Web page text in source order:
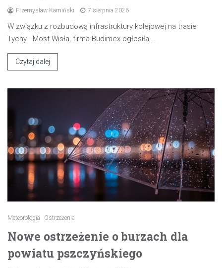
Przemysław Kamiński 7 sierpnia 2026
W związku z rozbudową infrastruktury kolejowej na trasie
Tychy - Most Wisła, firma Budimex ogłosiła,…
Czytaj dalej
Meteorologia Ostrzeżenia
Nowe ostrzeżenie o burzach dla
powiatu pszczyńskiego